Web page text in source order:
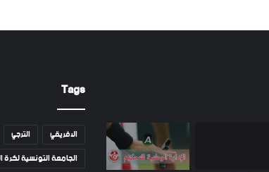
Tags
الافريقي الترجي
الجامعة التونسية لكرة